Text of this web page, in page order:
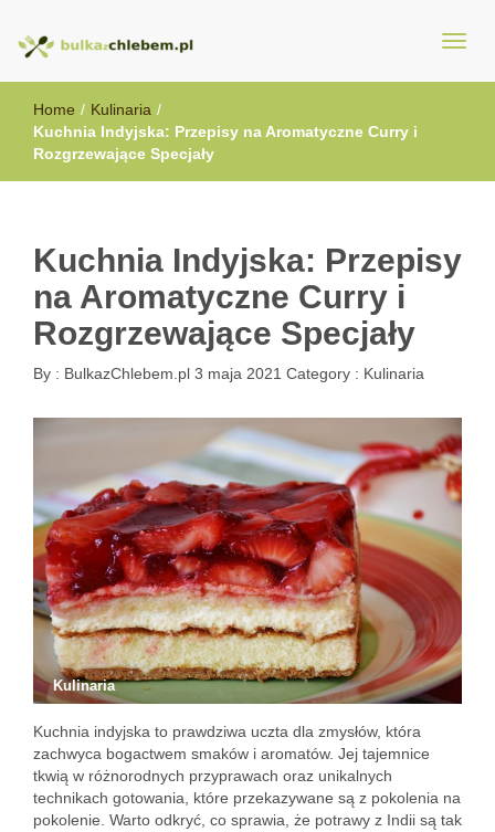
BulkazChlebem.pl
Home / Kulinaria /
Kuchnia Indyjska: Przepisy na Aromatyczne Curry i
Rozgrzewające Specjały
Kuchnia Indyjska: Przepisy
na Aromatyczne Curry i
Rozgrzewające Specjały
By : BulkazChlebem.pl 3 maja 2021 Category : Kulinaria
Kulinaria
Kuchnia indyjska to prawdziwa uczta dla zmysłów, która
zachwyca bogactwem smaków i aromatów. Jej tajemnice
tkwią w różnorodnych przyprawach oraz unikalnych
technikach gotowania, które przekazywane są z pokolenia na
pokolenie. Warto odkryć, co sprawia, że potrawy z Indii są tak